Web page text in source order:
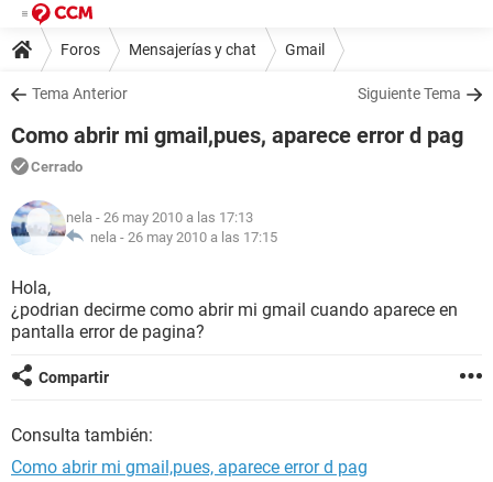
Foros Mensajerías y chat Gmail
Tema Anterior Siguiente Tema
Como abrir mi gmail,pues, aparece error d pag
Cerrado
nela - 26 may 2010 a las 17:13
nela - 26 may 2010 a las 17:15
Hola,
¿podrian decirme como abrir mi gmail cuando aparece en
pantalla error de pagina?
Compartir
Consulta también:
Como abrir mi gmail,pues, aparece error d pag